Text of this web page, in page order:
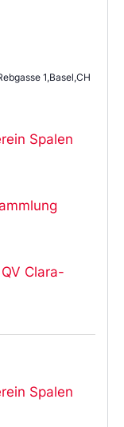
1,Basel,CH
Spalen
Clara-
Spalen